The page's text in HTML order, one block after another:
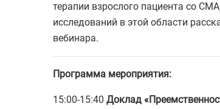
терапии взрослого пациента со
исследований в этой области
вебинара.
Программа мероприятия:
15:00-15:40 Доклад